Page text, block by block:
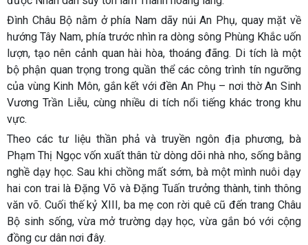
Đình Châu Bộ nằm ở phía Nam dãy núi An Phụ, quay mặt về
hướng Tây Nam, phía trước nhìn ra dòng sông Phùng Khắc uốn
lượn, tạo nên cảnh quan hài hòa, thoáng đãng. Di tích là một
bộ phận quan trọng trong quần thể các công trình tín ngưỡng
của vùng Kinh Môn, gắn kết với đền An Phụ – nơi thờ An Sinh
Vương Trần Liễu, cùng nhiều di tích nổi tiếng khác trong khu
vực.
Theo các tư liệu thần phả và truyền ngôn địa phương, bà
Phạm Thị Ngọc vốn xuất thân từ dòng dõi nhà nho, sống bằng
nghề dạy học. Sau khi chồng mất sớm, bà một mình nuôi dạy
hai con trai là Đặng Võ và Đặng Tuấn trưởng thành, tinh thông
văn võ. Cuối thế kỷ XIII, ba mẹ con rời quê cũ đến trang Châu
Bộ sinh sống, vừa mở trường dạy học, vừa gắn bó với cộng
đồng cư dân nơi đây.